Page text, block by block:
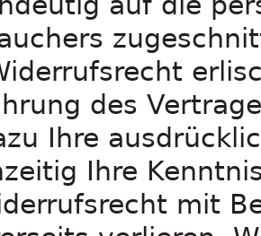
des
Ihre
Ihre
mit